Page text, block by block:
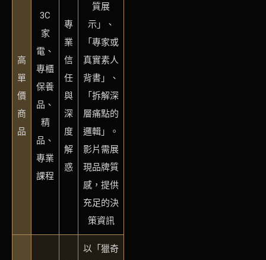
高
單
價
商
品
3C
家
電、
專櫃
保養
品、
精
品、
專業
課程
專
業
信
任
與
深
度
解
惑
質展
示」、
「專家或
真實素人
背書」、
「拆解深
層痛點的
邏輯」。
影片需展
現品牌質
感，提供
充足的決
策資訊
以「獵奇